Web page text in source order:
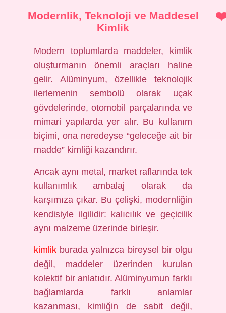
Modernlik, Teknoloji ve Maddesel
Kimlik
Modern toplumlarda maddeler, kimlik
oluşturmanın önemli araçları haline
gelir. Alüminyum, özellikle teknolojik
ilerlemenin sembolü olarak uçak
gövdelerinde, otomobil parçalarında ve
mimari yapılarda yer alır. Bu kullanım
biçimi, ona neredeyse “geleceğe ait bir
madde” kimliği kazandırır.
Ancak aynı metal, market raflarında tek
kullanımlık ambalaj olarak da
karşımıza çıkar. Bu çelişki, modernliğin
kendisiyle ilgilidir: kalıcılık ve geçicilik
aynı malzeme üzerinde birleşir.
kimlik burada yalnızca bireysel bir olgu
değil, maddeler üzerinden kurulan
kolektif bir anlatıdır. Alüminyumun farklı
bağlamlarda farklı anlamlar
kazanması, kimliğin de sabit değil,